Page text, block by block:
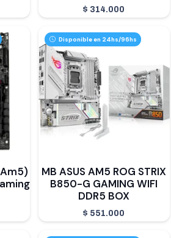
$ 314.000
Disponible en 24hs/96hs
MB ASUS AM5 ROG STRIX
B850-G GAMING WIFI
DDR5 BOX
$ 551.000